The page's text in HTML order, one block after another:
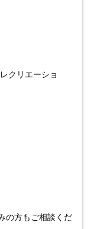
クリエーショ
の方もご相談くだ